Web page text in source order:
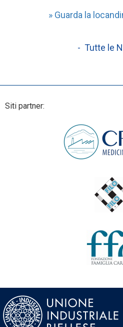
» Guarda la
- Tutte le
Siti partner: